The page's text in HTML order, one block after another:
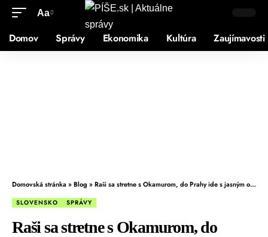
Aa
Domov Správy Ekonomika Kultúra Zaujímavosti
Domovská stránka»Blog »Raši sa stretne s Okamurom, do Prahy ide s jasným odkazom
SLOVENSKO SPRÁVY
Raši sa stretne s Okamurom, do